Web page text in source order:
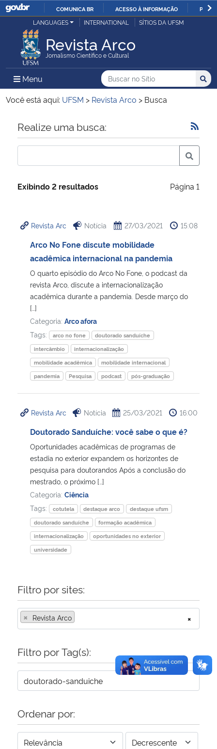
IR
O
COMUNICA BR ACESSO À INFORMAÇÃO
Ministério da Justiça e Segurança Pública
Ministério da Defesa
Ministério das Relações Exteriores
Ministério da Economia
Ministério da Infraestrutura
Ministério da Cidadania
Ministério de Minas e Energia
Ministério da Ciência, Tecnologia, Inovações e Comunicações
Ministério do Meio Ambiente
Ministério do Turismo
Ministério do Desenvolvimento Regional
Ministério da Mulher, da Família e dos Direitos Humanos
Secretaria-Geral
Secretaria de Governo
Gabinete de Segurança Institucional
Advocacia-Geral da União
Planalto
LANGUAGES INTERNATIONAL SÍTIOS DA UFSM
Revista Arco
Jornalismo Científico e Cultural
Menu Menu Principal do Sítio
Busca
Buscar no no Sítio
Busca:
Você está aqui: UFSM > Revista Arco > Busca
Início do conteúdo
Realize uma busca:
Exibindo 2 resultados Página 1
Revista Arc Notícia 27/03/2021 15:08
Arco No Fone discute mobilidade
acadêmica internacional na pandemia
O quarto episódio do Arco No Fone, o podcast da
revista Arco, discute a internacionalização
acadêmica durante a pandemia. Desde março do
[…]
Categoria: Arco afora
Tags:
arco no fone
doutorado sanduíche
intercâmbio
internacionalização
mobilidade acadêmica
mobilidade internacional
pandemia
Pesquisa podcast pós-graduação
Revista Arc Notícia 25/03/2021 16:00
Doutorado Sanduíche: você sabe o que é?
Oportunidades acadêmicas de programas de
estadia no exterior expandem os horizontes de
pesquisa para doutorandos Após a conclusão do
mestrado, o próximo […]
Categoria: Ciência
Tags:
cotutela destaque arco
destaque ufsm
doutorado sanduíche
formação acadêmica
internacionalização
oportunidades no exterior
universidade
Filtro por sites:
×
× Revista Arco
Filtro por Tag(s):
Ordenar por: